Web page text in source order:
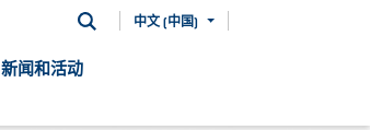
中文 (中国)
新闻和活动